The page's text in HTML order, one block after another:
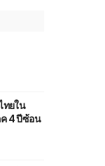
ทยใน
4 ปีซ้อน